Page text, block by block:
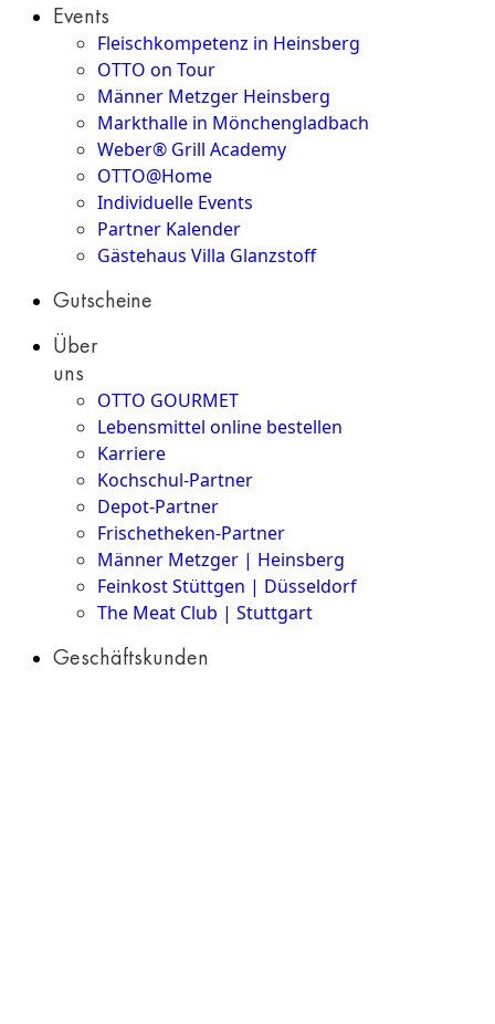
Events
Fleischkompetenz in Heinsberg
OTTO on Tour
Männer Metzger Heinsberg
Markthalle in Mönchengladbach
Weber® Grill Academy
OTTO@Home
Individuelle Events
Partner Kalender
Gästehaus Villa Glanzstoff
Gutscheine
Über
uns
OTTO GOURMET
Lebensmittel online bestellen
Karriere
Kochschul-Partner
Depot-Partner
Frischetheken-Partner
Männer Metzger | Heinsberg
Feinkost Stüttgen | Düsseldorf
The Meat Club | Stuttgart
Geschäftskunden